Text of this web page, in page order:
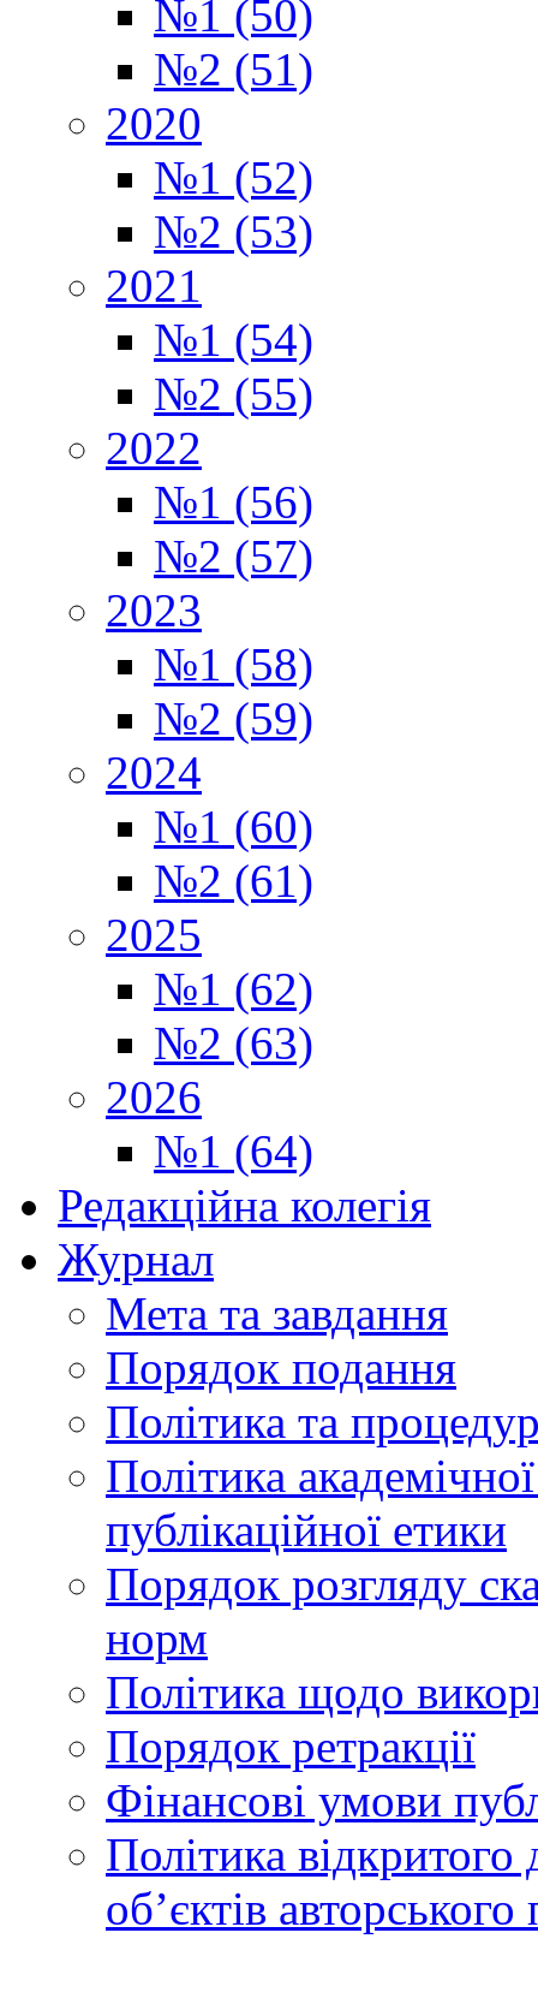
№1 (50)
№2 (51)
2020
№1 (52)
№2 (53)
2021
№1 (54)
№2 (55)
2022
№1 (56)
№2 (57)
2023
№1 (58)
№2 (59)
2024
№1 (60)
№2 (61)
2025
№1 (62)
№2 (63)
2026
№1 (64)
Редакційна колегія
Журнал
Мета та завдання
Порядок подання
Політика та
Політика
публікаційної етики
Порядок розгляду
норм
Політика щодо
Порядок ретракції
Фінансові умови
Політика
обʼєктів авторського